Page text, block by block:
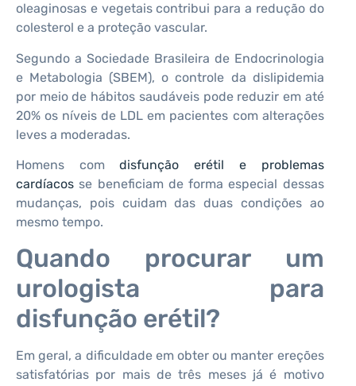
oleaginosas e vegetais contribui para a redução do
colesterol e a proteção vascular.
Segundo a Sociedade Brasileira de Endocrinologia
e Metabologia (SBEM), o controle da dislipidemia
por meio de hábitos saudáveis pode reduzir em até
20% os níveis de LDL em pacientes com alterações
leves a moderadas.
Homens comdisfunção erétil e problemas
cardíacos se beneficiam de forma especial dessas
mudanças, pois cuidam das duas condições ao
mesmo tempo.
Quando procurar um
urologista para
disfunção erétil?
Em geral, a dificuldade em obter ou manter ereções
satisfatórias por mais de três meses já é motivo